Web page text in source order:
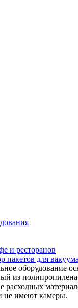
и ресторанов
пакетов для
оборудование
из
расходных
не имеют камеры.